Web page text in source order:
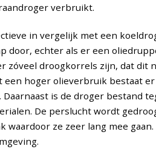
verbruikt.
in vergelijk met een
door, echter als er een
zóveel droogkorrels zijn, dat dit
hoger olieverbruik bestaat
is de droger bestand
De perslucht wordt
ze zeer lang mee gaan.